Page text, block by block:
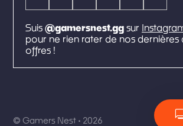
Suis @gamersnest.gg sur
pour ne rien rater de nos dernières
offres !
© Gamers Nest • 2026